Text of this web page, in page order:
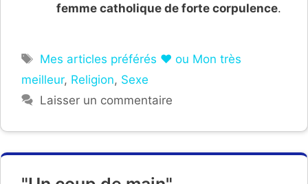
femme catholique de forte corpulence.
Étiquettes
Mes articles préférés ❤ ou Mon très
meilleur, Religion, Sexe
Laisser un commentaire